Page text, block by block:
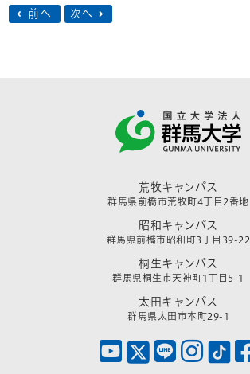
前へ 次へ
荒牧キャンパス
群馬県前橋市荒牧町4丁目2番地
昭和キャンパス
群馬県前橋市昭和町3丁目39-22
桐生キャンパス
群馬県桐生市天神町1丁目5-1
太田キャンパス
群馬県太田市本町29-1